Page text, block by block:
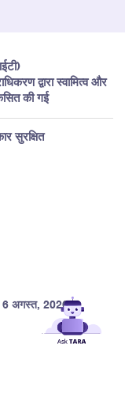
द्वारा स्वामित्व और
की गई
सुरक्षित
6 अगस्त, 2026